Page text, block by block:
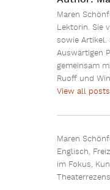
Maren
Lektorin. Sie
sowie Artikel.
Auswärtigen
gemeinsam
Ruoff und
View all
Maren
Englisch,
im Fokus,